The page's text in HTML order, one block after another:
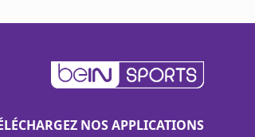
NOS APPLICATIONS